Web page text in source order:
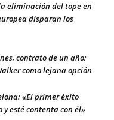
eliminación del tope en
disparan los
contrato de un año;
como lejana opción
«El primer éxito
esté contenta con él»